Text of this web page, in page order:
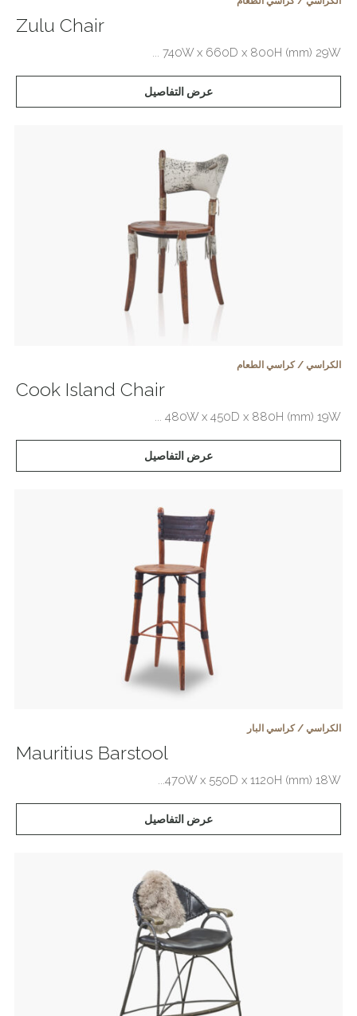
Zulu Chair
740W x 660D x 800H (mm) 29W ...
عرض التفاصيل
الكراسي / كراسي الطعام
Cook Island Chair
480W x 450D x 880H (mm) 19W ...
عرض التفاصيل
الكراسي / كراسي البار
Mauritius Barstool
470W x 550D x 1120H (mm) 18W...
عرض التفاصيل